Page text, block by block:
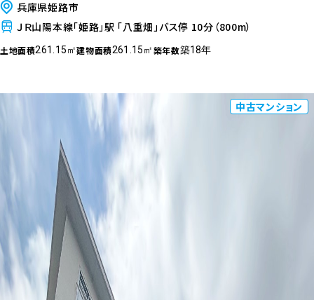
兵庫県姫路市
ＪＲ山陽本線「姫路」駅 「八重畑」バス停 10分（800m）
土地面積261.15㎡建物面積261.15㎡築年数築18年
中古マンション